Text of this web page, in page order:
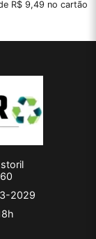
R$ 9,49 no cartão
2029